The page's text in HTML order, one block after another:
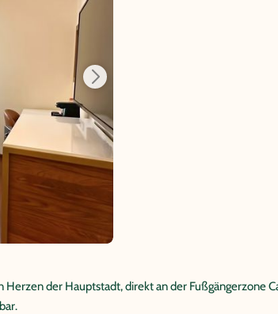
der Hauptstadt, direkt an der Fußgängerzone